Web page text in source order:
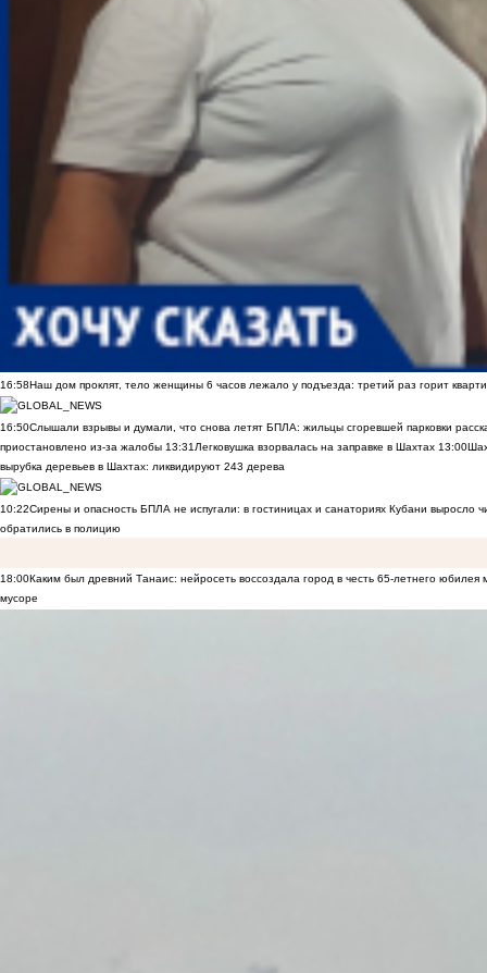
16:58Наш дом проклят, тело женщины 6 часов лежало у подъезда: третий раз горит
16:50Слышали взрывы и думали, что снова летят БПЛА: жильцы сгоревшей парковки
приостановлено из-за жалобы 13:31 Легковушка взорвалась на заправке в Шахтах 13:00
вырубка деревьев в Шахтах: ликвидируют 243 дерева
10:22Сирены и опасность БПЛА не испугали: в гостиницах и санаториях Кубани выросло
обратились в полицию
18:00Каким был древний Танаис: нейросеть воссоздала город в честь 65-летнего юбилея
мусоре